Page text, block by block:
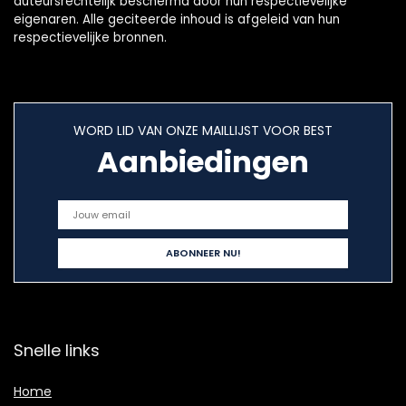
eigenaren. Alle geciteerde inhoud is afgeleid van hun
respectievelijke bronnen.
WORD LID VAN ONZE MAILLIJST VOOR BEST
Aanbiedingen
Snelle links
Home